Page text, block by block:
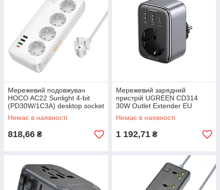
Мережевий подовжувач
HOCO AC22 Sunlight 4-bit
(PD30W/1C3A) desktop socket
(EU/GER) White
Немає в наявності
818,66 ₴
Мережевий зарядний
пристрій UGREEN CD314
30W Outlet Extender EU
(2A1C) (UGR-90613)
Немає в наявності
1 192,71 ₴